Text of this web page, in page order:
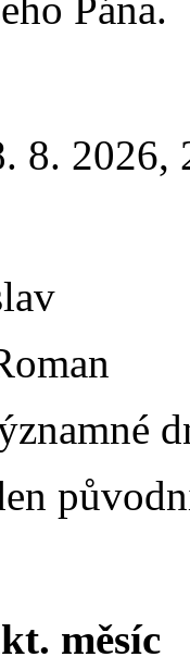
8. 2026,
měsíc